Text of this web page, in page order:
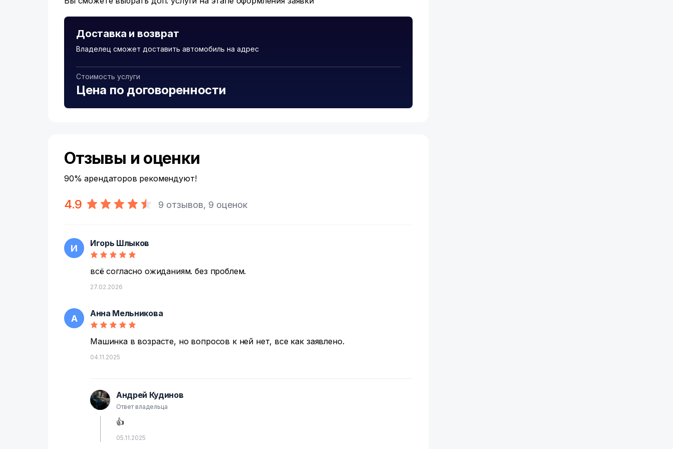
Доставка и возврат
Владелец сможет доставить автомобиль на адрес
Стоимость услуги
Цена по договоренности
Отзывы и оценки
90% арендаторов рекомендуют!
4.9 9 отзывов, 9 оценок
И Игорь Шлыков
всё согласно ожиданиям. без проблем.
27.02.2026
А Анна Мельникова
Машинка в возрасте, но вопросов к ней нет, все как заявлено.
04.11.2025
А Андрей Кудинов
Ответ владельца
👍
05.11.2025